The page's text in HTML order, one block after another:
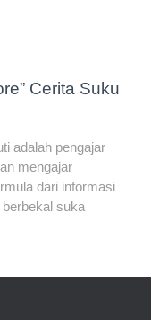
Cerita Suku
adalah pengajar
mengajar
dari informasi
suka